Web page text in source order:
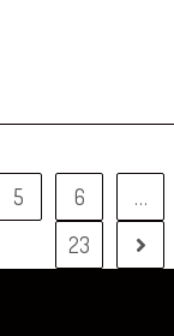
5 6
…
23